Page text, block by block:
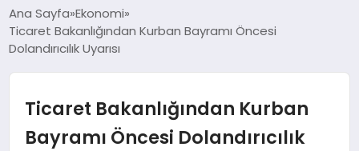
GÜNDEM
EKONOMI
SPOR
Ana Sayfa Ekonomi
Ticaret Bakanlığından Kurban Bayramı Öncesi
Dolandırıcılık Uyarısı
Ticaret Bakanlığından Kurban
Bayramı Öncesi Dolandırıcılık